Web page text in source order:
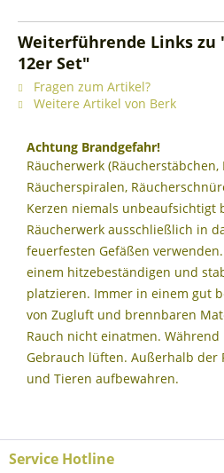
Weiterführende Links zu
12er Set"
Fragen zum Artikel?
Weitere Artikel von Berk
Achtung Brandgefahr!
Räucherwerk (Räucherstäbchen,
Räucherspiralen,
Kerzen niemals unbeaufsichtigt
Räucherwerk ausschließlich in
feuerfesten Gefäßen
einem hitzebeständigen und
platzieren. Immer in einem gut
von Zugluft und brennbaren
Rauch nicht einatmen.
Gebrauch lüften. Außerhalb der
und Tieren aufbewahren.
Service Hotline